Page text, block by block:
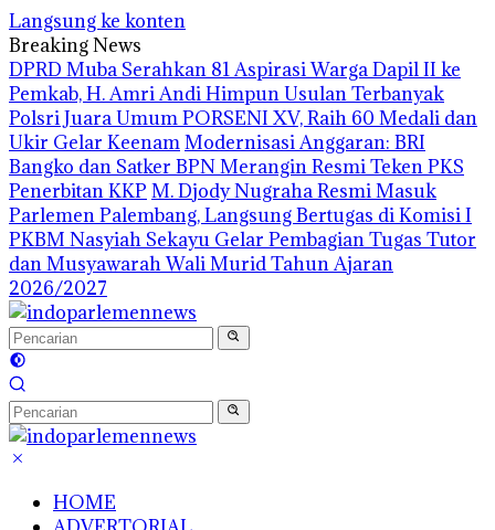
Langsung ke konten
Breaking News
DPRD Muba Serahkan 81 Aspirasi Warga Dapil II ke
Pemkab, H. Amri Andi Himpun Usulan Terbanyak
Polsri Juara Umum PORSENI XV, Raih 60 Medali dan
Ukir Gelar KeenamModernisasi Anggaran: BRI
Bangko dan Satker BPN Merangin Resmi Teken PKS
Penerbitan KKP M. Djody Nugraha Resmi Masuk
Parlemen Palembang, Langsung Bertugas di Komisi I
PKBM Nasyiah Sekayu Gelar Pembagian Tugas Tutor
dan Musyawarah Wali Murid Tahun Ajaran
2026/2027
HOME